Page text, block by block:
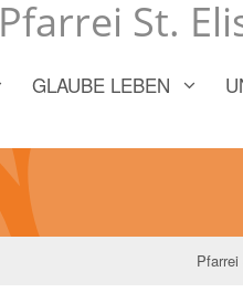
Pfarrei St.
GLAUBE LEBEN